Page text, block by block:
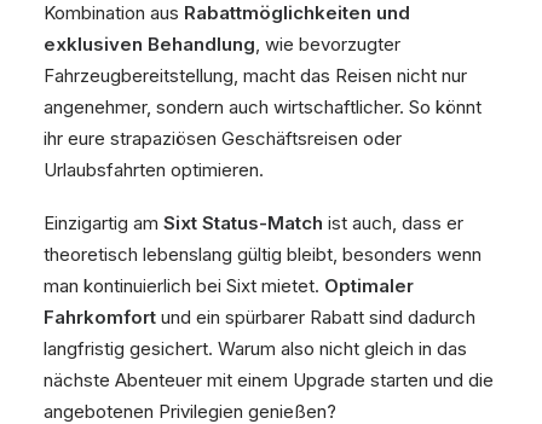
Kombination aus Rabattmöglichkeiten und
exklusiven Behandlung, wie bevorzugter
Fahrzeugbereitstellung, macht das Reisen nicht nur
angenehmer, sondern auch wirtschaftlicher. So könnt
ihr eure strapaziösen Geschäftsreisen oder
Urlaubsfahrten optimieren.
Einzigartig am Sixt Status-Match ist auch, dass er
theoretisch lebenslang gültig bleibt, besonders wenn
man kontinuierlich bei Sixt mietet. Optimaler
Fahrkomfort und ein spürbarer Rabatt sind dadurch
langfristig gesichert. Warum also nicht gleich in das
nächste Abenteuer mit einem Upgrade starten und die
angebotenen Privilegien genießen?